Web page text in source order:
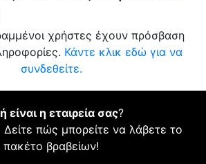
χρήστες έχουν πρόσβαση
Κάντε κλικ εδώ για να
συνδεθείτε.
είναι η εταιρεία σας?
Δείτε πώς μπορείτε να λάβετε το
πακέτο βραβείων!